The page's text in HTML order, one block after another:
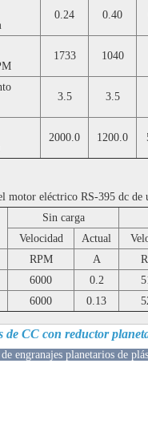
0.24 0.40
1733 1040
3.5 3.5
2000.0 1200.0
motor eléctrico RS-395 dc de
Sin carga
Velocidad
Actual
RPM A
6000 0.2
6000 0.13
de CC con reductor
engranajes planetarios de